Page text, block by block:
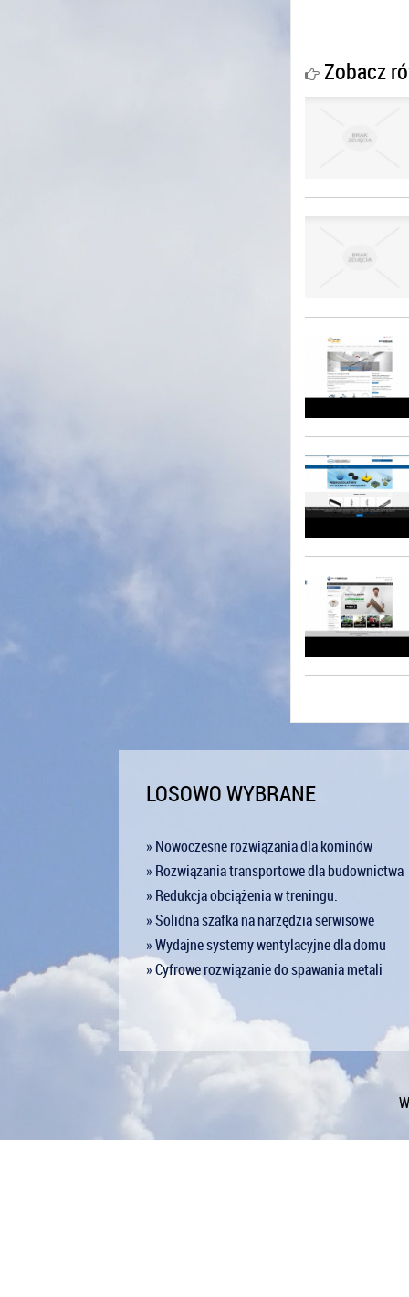
Zobacz
LOSOWO WYBRANE
» Nowoczesne rozwiązania dla kominów
» Rozwiązania transportowe dla budownictwa
» Redukcja obciążenia w treningu.
» Solidna szafka na narzędzia serwisowe
» Wydajne systemy wentylacyjne dla domu
» Cyfrowe rozwiązanie do spawania metali